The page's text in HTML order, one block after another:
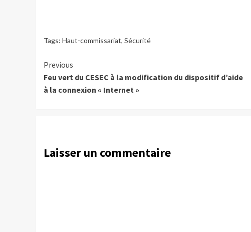
Tags: Haut-commissariat, Sécurité
Continue
Reading
Previous
Feu vert du CESEC à la modification du dispositif d’aide
à la connexion « Internet »
Laisser un commentaire